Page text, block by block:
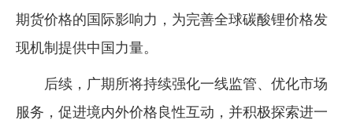
期货价格的国际影响力，为完善全球碳酸锂价格发
现机制提供中国力量。
后续，广期所将持续强化一线监管、优化市场
服务，促进境内外价格良性互动，并积极探索进一